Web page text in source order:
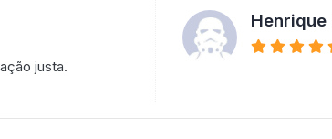
justa.
Henrique